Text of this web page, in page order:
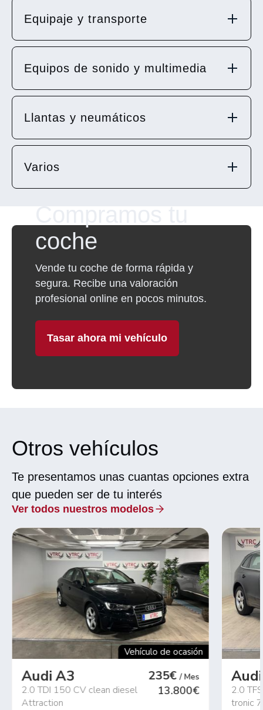
Equipaje y transporte
Equipos de sonido y multimedia
Llantas y neumáticos
Varios
coche
Vende tu coche de forma rápida y
segura. Recibe una valoración
profesional online en pocos minutos.
Tasar ahora mi vehículo
Otros vehículos
Te presentamos unas cuantas opciones extra
que pueden ser de tu interés
Ver todos nuestros modelos
Vehículo de ocasión
Audi A3
2.0 TDI 150 CV clean diesel
Attraction
235€/ Mes
13.800€
2.0
tronic